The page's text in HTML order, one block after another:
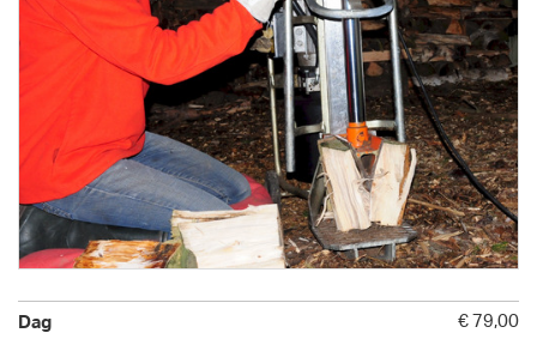
€ 79,00